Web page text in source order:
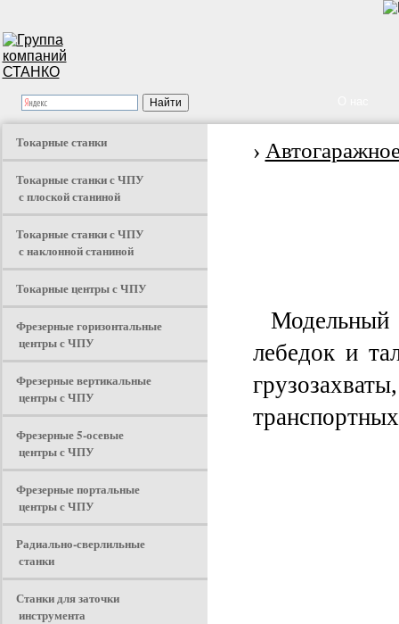
Токарные станки
Токарные станки с ЧПУ
с плоской станиной
Токарные станки с ЧПУ
с наклонной станиной
Токарные центры с ЧПУ
Фрезерные горизонтальные
центры с ЧПУ
Фрезерные вертикальные
центры с ЧПУ
Фрезерные 5-осевые
центры с ЧПУ
Фрезерные портальные
центры с ЧПУ
Радиально-сверлильные
станки
Станки для заточки
инструмента
›
лебедок и